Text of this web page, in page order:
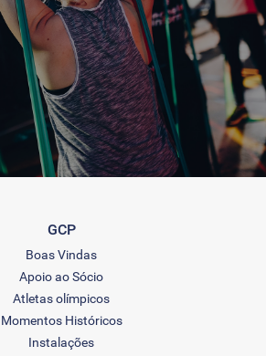
GCP
Boas Vindas
Apoio ao Sócio
Atletas olímpicos
Momentos Históricos
Instalações